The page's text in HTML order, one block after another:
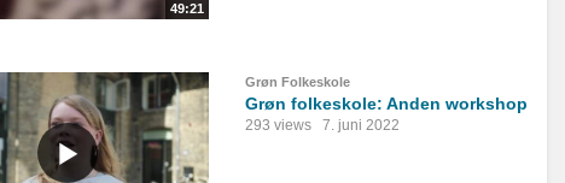
49:21
Grøn Folkeskole
Grøn folkeskole: Anden workshop
293 views 7. juni 2022